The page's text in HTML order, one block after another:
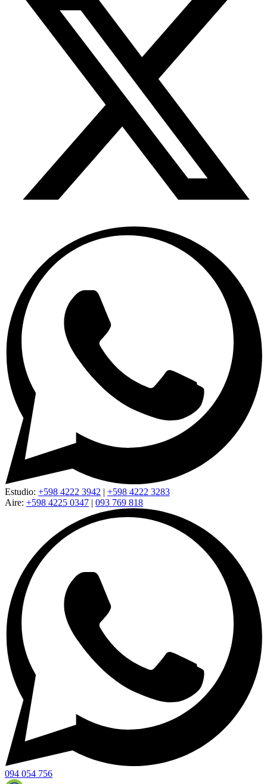
Estudio: +598 4222 3942 | +598 4222 3283
Aire: +598 4225 0347 | 093 769 818
094 054 756